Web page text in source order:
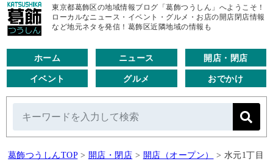
東京都葛飾区の地域情報ブログ「葛飾つうしん」へようこそ！
ローカルなニュース・イベント・グルメ・お店の開店閉店情報
など地元ネタを発信！葛飾区近隣地域の情報も
ホーム ニュース 開店・閉店
イベント グルメ おでかけ
葛飾つうしんTOP > 開店・閉店 > 開店（オープン） > 水元1丁目